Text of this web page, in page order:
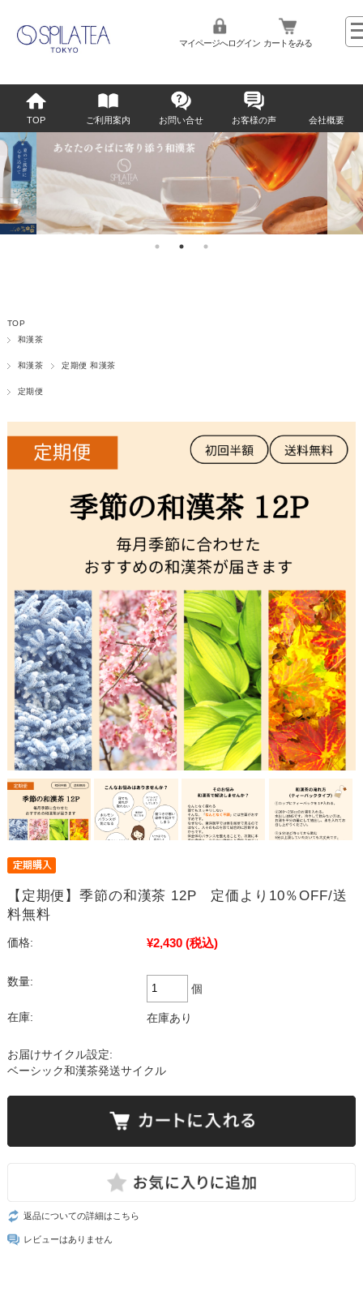
マイページへログイン カートをみる
TOP ご利用案内 お問い合せ お客様の声 会社概要
TOP
和漢茶
和漢茶 定期便 和漢茶
定期便
【定期便】季節の和漢茶 12P 定価より10％OFF/送
料無料
価格: ¥2,430 (税込)
数量:
個
在庫: 在庫あり
お届けサイクル設定:
ベーシック和漢茶発送サイクル
返品についての詳細はこちら
レビューはありません